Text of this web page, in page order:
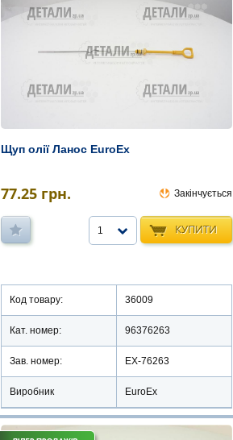
Щуп олії Ланос EuroEx
77.25 грн. Закінчується
КУПИТИ
1
Код товару: 36009
Кат. номер: 96376263
Зав. номер: EX-76263
Виробник EuroEx